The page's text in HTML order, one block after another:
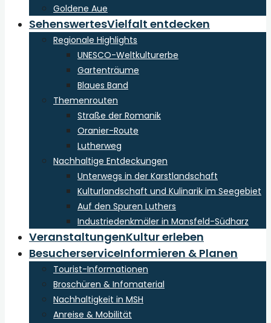
Goldene Aue
SehenswertesVielfalt entdecken
Regionale Highlights
UNESCO-Weltkulturerbe
Gartenträume
Blaues Band
Themenrouten
Straße der Romanik
Oranier-Route
Lutherweg
Nachhaltige Entdeckungen
Unterwegs in der Karstlandschaft
Kulturlandschaft und Kulinarik im Seegebiet
Auf den Spuren Luthers
Industriedenkmäler in Mansfeld-Südharz
VeranstaltungenKultur erleben
BesucherserviceInformieren & Planen
Tourist-Informationen
Broschüren & Infomaterial
Nachhaltigkeit in MSH
Anreise & Mobilität